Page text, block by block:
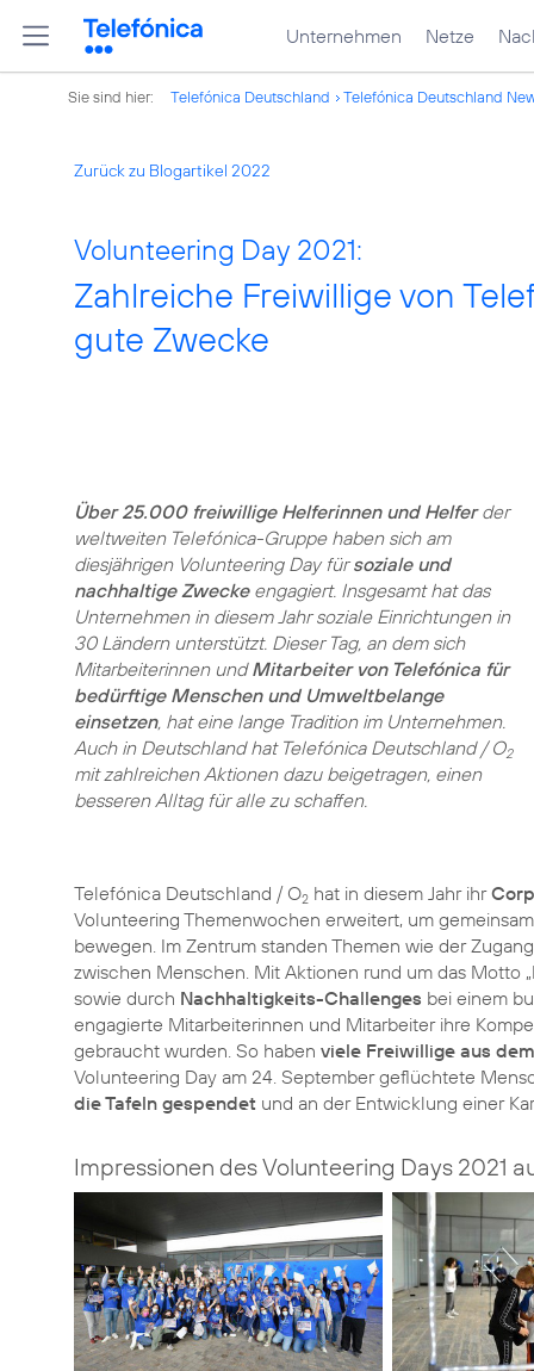
Unternehmen Netze
Sie sind hier: Telefónica Deutschland Telefónica Deutschland
Zurück zu Blogartikel 2022
Volunteering Day 2021:
Zahlreiche Freiwillige von
gute Zwecke
Über 25.000 freiwillige Helferinnen und Helferder
weltweiten Telefónica-Gruppe haben sich am
diesjährigen Volunteering Dayfürsoziale und
nachhaltige Zweckeengagiert. Insgesamt hat das
Unternehmen in diesem Jahr soziale Einrichtungen in
30 Ländern unterstützt. Dieser Tag, an dem sich
Mitarbeiterinnen undMitarbeiter von Telefónica für
bedürftige Menschen und Umweltbelange
einsetzen, hat eine lange Tradition im Unternehmen.
Auch in Deutschland hat Telefónica Deutschland / O2
mit zahlreichen Aktionen dazu beigetragen, einen
besseren Alltag für alle zu schaffen.
Telefónica Deutschland / O2 hat in diesem Jahr ihr
Volunteering Themenwochen erweitert, um
bewegen. Im Zentrum standen Themen wie der
zwischen Menschen. Mit Aktionen rund um das Motto
sowie durch Nachhaltigkeits-Challenges bei einem
engagierte Mitarbeiterinnen und Mitarbeiter ihre
gebraucht wurden. So haben viele Freiwillige aus
Volunteering Day am 24. September geflüchtete
die Tafeln gespendet und an der Entwicklung einer
Impressionen des Volunteering Days 2021